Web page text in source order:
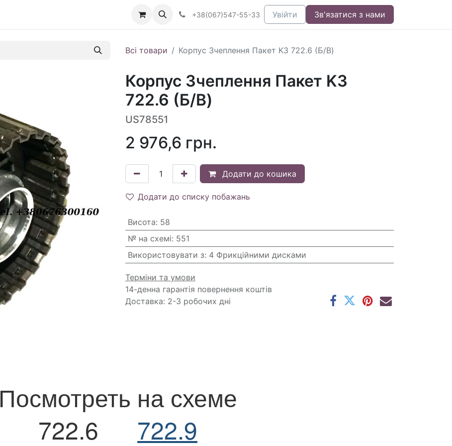
+38(067)547-55-33 Увійти Зв'язатися з нами
Всі товари Корпус Зчеплення Пакет K3 722.6 (Б/В)
Корпус Зчеплення Пакет K3
722.6 (Б/В)
US78551
2 976,6 грн.
Додати до кошика
Додати до списку побажань
Висота: 58
№ на схемі: 551
Використовувати з: 4 Фрикційними дисками
Терміни та умови
14-денна гарантія повернення коштів
Доставка: 2-3 робочих дні
Посмотреть на схеме
722.6 722.9